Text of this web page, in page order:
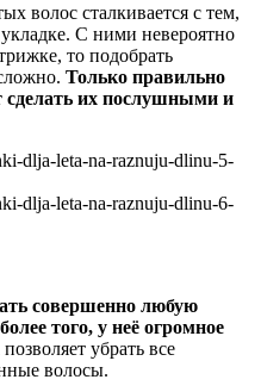
волос сталкивается с тем,
С ними невероятно
то подобрать
Только правильно
сделать их послушными и
совершенно любую
того, у неё огромное
убрать все
волосы.